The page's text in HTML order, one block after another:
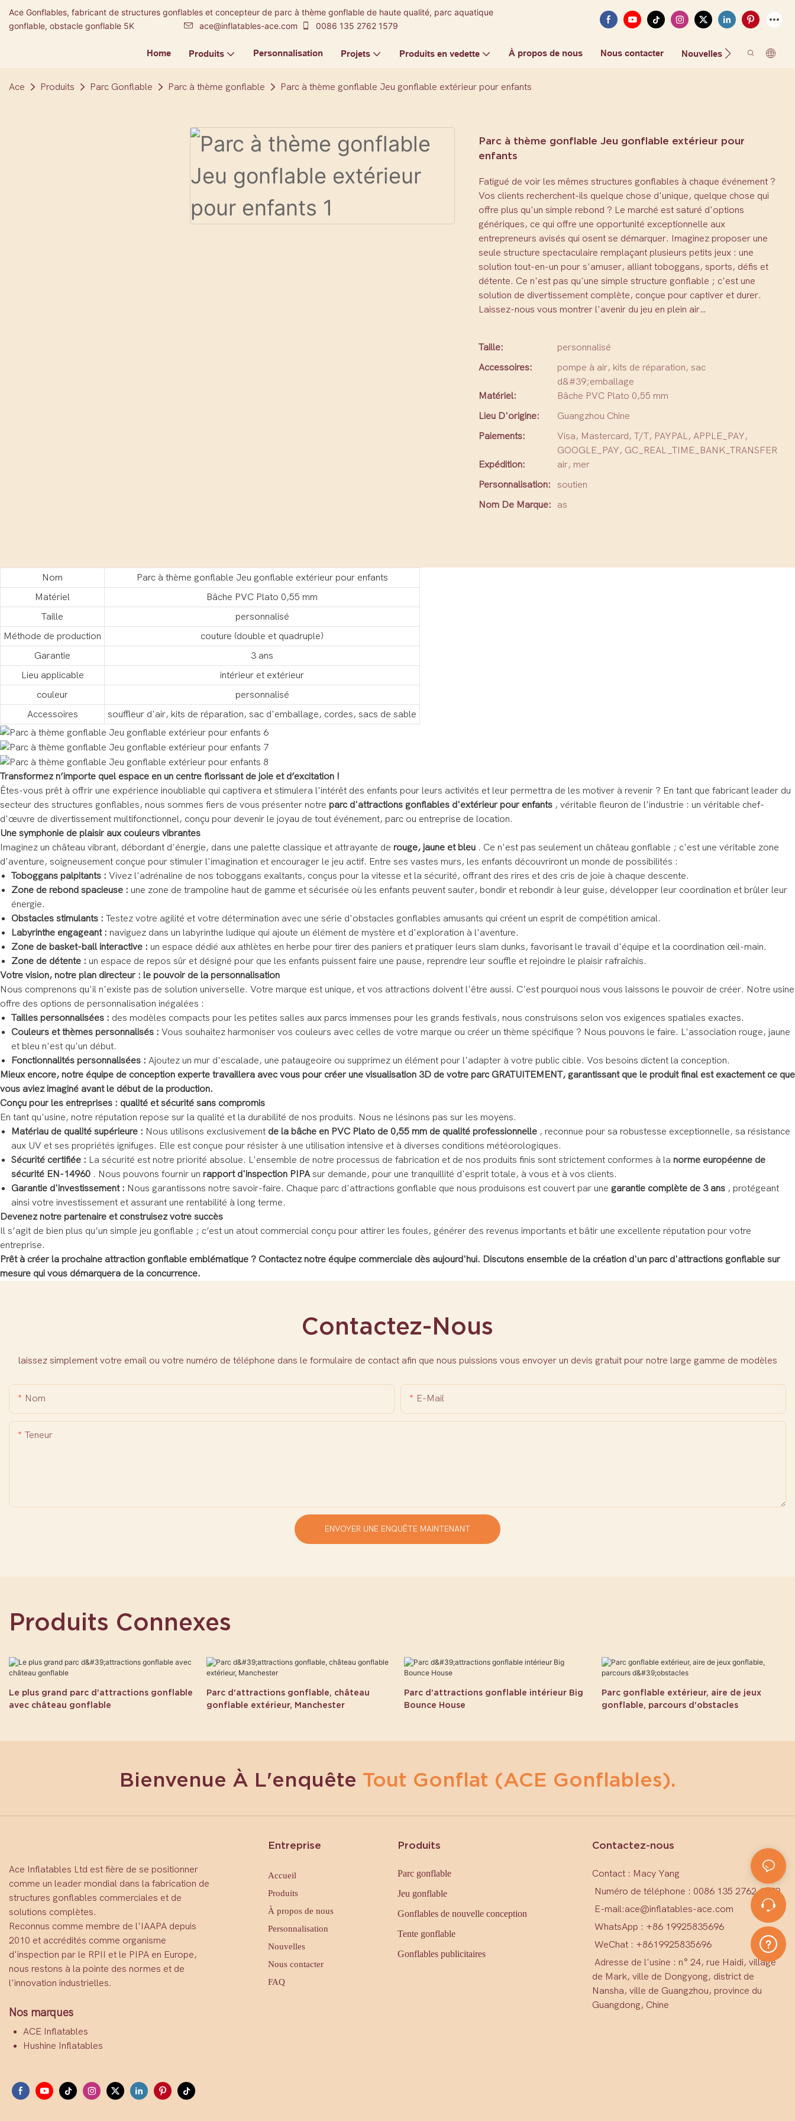
Ace Gonflables, fabricant de structures gonflables et concepteur de parc à thème gonflable de haute qualité, parc aquatique
gonflable, obstacle gonflable 5K
ace@inflatables-ace.com 0086 135 2762 1579
Home Produits Personnalisation Projets Produits en vedette À propos de nous Nous contacter Nouvelles FAQ
Ace Produits Parc Gonflable Parc à thème gonflable Parc à thème gonflable Jeu gonflable extérieur pour enfants
Parc à thème gonflable Jeu gonflable extérieur pour
enfants
Fatigué de voir les mêmes structures gonflables à chaque événement ?
Vos clients recherchent-ils quelque chose d'unique, quelque chose qui
offre plus qu'un simple rebond ? Le marché est saturé d'options
génériques, ce qui offre une opportunité exceptionnelle aux
entrepreneurs avisés qui osent se démarquer. Imaginez proposer une
seule structure spectaculaire remplaçant plusieurs petits jeux : une
solution tout-en-un pour s'amuser, alliant toboggans, sports, défis et
détente. Ce n'est pas qu'une simple structure gonflable ; c'est une
solution de divertissement complète, conçue pour captiver et durer.
Laissez-nous vous montrer l'avenir du jeu en plein air…
Taille:
personnalisé
Accessoires:
pompe à air, kits de réparation, sac
d&#39;emballage
Matériel:
Bâche PVC Plato 0,55 mm
Lieu D'origine:
Guangzhou Chine
Paiements:
Visa, Mastercard, T/T, PAYPAL, APPLE_PAY,
GOOGLE_PAY, GC_REAL_TIME_BANK_TRANSFER
Expédition:
air, mer
Personnalisation:
soutien
Nom De Marque:
as
Nom
Parc à thème gonflable Jeu gonflable extérieur pour enfants
Matériel
Bâche PVC Plato 0,55 mm
Taille
personnalisé
Méthode de production
couture (double et quadruple)
Garantie
3 ans
Lieu applicable
intérieur et extérieur
couleur
personnalisé
Accessoires
souffleur d'air, kits de réparation, sac d'emballage, cordes, sacs de sable
Transformez n’importe quel espace en un centre florissant de joie et d’excitation !
Êtes-vous prêt à offrir une expérience inoubliable qui captivera et stimulera l'intérêt des enfants pour leurs activités et leur permettra de les motiver à revenir ? En tant que fabricant leader du
secteur des structures gonflables, nous sommes fiers de vous présenter notre parc d'attractions gonflables d'extérieur pour enfants , véritable fleuron de l'industrie : un véritable chef-
d'œuvre de divertissement multifonctionnel, conçu pour devenir le joyau de tout événement, parc ou entreprise de location.
Une symphonie de plaisir aux couleurs vibrantes
Imaginez un château vibrant, débordant d'énergie, dans une palette classique et attrayante de rouge, jaune et bleu . Ce n'est pas seulement un château gonflable ; c'est une véritable zone
d'aventure, soigneusement conçue pour stimuler l'imagination et encourager le jeu actif. Entre ses vastes murs, les enfants découvriront un monde de possibilités :
Toboggans palpitants : Vivez l'adrénaline de nos toboggans exaltants, conçus pour la vitesse et la sécurité, offrant des rires et des cris de joie à chaque descente.
Zone de rebond spacieuse : une zone de trampoline haut de gamme et sécurisée où les enfants peuvent sauter, bondir et rebondir à leur guise, développer leur coordination et brûler leur
énergie.
Obstacles stimulants : Testez votre agilité et votre détermination avec une série d'obstacles gonflables amusants qui créent un esprit de compétition amical.
Labyrinthe engageant : naviguez dans un labyrinthe ludique qui ajoute un élément de mystère et d'exploration à l'aventure.
Zone de basket-ball interactive : un espace dédié aux athlètes en herbe pour tirer des paniers et pratiquer leurs slam dunks, favorisant le travail d'équipe et la coordination œil-main.
Zone de détente : un espace de repos sûr et désigné pour que les enfants puissent faire une pause, reprendre leur souffle et rejoindre le plaisir rafraîchis.
Votre vision, notre plan directeur : le pouvoir de la personnalisation
Nous comprenons qu'il n'existe pas de solution universelle. Votre marque est unique, et vos attractions doivent l'être aussi. C'est pourquoi nous vous laissons le pouvoir de créer. Notre usine
offre des options de personnalisation inégalées :
Tailles personnalisées : des modèles compacts pour les petites salles aux parcs immenses pour les grands festivals, nous construisons selon vos exigences spatiales exactes.
Couleurs et thèmes personnalisés : Vous souhaitez harmoniser vos couleurs avec celles de votre marque ou créer un thème spécifique ? Nous pouvons le faire. L'association rouge, jaune
et bleu n'est qu'un début.
Fonctionnalités personnalisées : Ajoutez un mur d'escalade, une pataugeoire ou supprimez un élément pour l'adapter à votre public cible. Vos besoins dictent la conception.
Mieux encore, notre équipe de conception experte travaillera avec vous pour créer une visualisation 3D de votre parc GRATUITEMENT, garantissant que le produit final est exactement ce que
vous aviez imaginé avant le début de la production.
Conçu pour les entreprises : qualité et sécurité sans compromis
En tant qu'usine, notre réputation repose sur la qualité et la durabilité de nos produits. Nous ne lésinons pas sur les moyens.
Matériau de qualité supérieure : Nous utilisons exclusivement de la bâche en PVC Plato de 0,55 mm de qualité professionnelle , reconnue pour sa robustesse exceptionnelle, sa résistance
aux UV et ses propriétés ignifuges. Elle est conçue pour résister à une utilisation intensive et à diverses conditions météorologiques.
Sécurité certifiée : La sécurité est notre priorité absolue. L'ensemble de notre processus de fabrication et de nos produits finis sont strictement conformes à la norme européenne de
sécurité EN-14960 . Nous pouvons fournir un rapport d'inspection PIPAsur demande, pour une tranquillité d'esprit totale, à vous et à vos clients.
Garantie d'investissement : Nous garantissons notre savoir-faire. Chaque parc d'attractions gonflable que nous produisons est couvert par une garantie complète de 3 ans , protégeant
ainsi votre investissement et assurant une rentabilité à long terme.
Devenez notre partenaire et construisez votre succès
Il s’agit de bien plus qu’un simple jeu gonflable ; c’est un atout commercial conçu pour attirer les foules, générer des revenus importants et bâtir une excellente réputation pour votre
entreprise.
Prêt à créer la prochaine attraction gonflable emblématique ? Contactez notre équipe commerciale dès aujourd'hui. Discutons ensemble de la création d'un parc d'attractions gonflable sur
mesure qui vous démarquera de la concurrence.
Contactez-Nous
laissez simplement votre email ou votre numéro de téléphone dans le formulaire de contact afin que nous puissions vous envoyer un devis gratuit pour notre large gamme de modèles
Nom E-Mail
Teneur
ENVOYER UNE ENQUÊTE MAINTENANT
Produits Connexes
Le plus grand parc d'attractions gonflable
avec château gonflable
Parc d'attractions gonflable, château
gonflable extérieur, Manchester
Parc d'attractions gonflable intérieur Big
Bounce House
Parc gonflable extérieur, aire de jeux
gonflable, parcours d'obstacles
Bienvenue À L'enquête Tout Gonflat (ACE Gonflables).
Ace Inflatables Ltd est fière de se positionner
comme un leader mondial dans la fabrication de
structures gonflables commerciales et de
solutions complètes.
Reconnus comme membre de l'IAAPA depuis
2010 et accrédités comme organisme
d'inspection par le RPII et le PIPA en Europe,
nous restons à la pointe des normes et de
l'innovation industrielles.
Nos marques
ACE Inflatables
Hushine Inflatables
Entreprise
Accueil
Produits
À propos de nous
Personnalisation
Nouvelles
Nous contacter
FAQ
Produits
Parc gonflable
Jeu gonflable
Gonflables de nouvelle conception
Tente gonflable
Gonflables publicitaires
Contactez-nous
Contact : Macy Yang
Numéro de téléphone : 0086 135 2762 1579
E-mail:ace@inflatables-ace.com
WhatsApp : +86 19925835696
WeChat : +8619925835696
Adresse de l'usine : n° 24, rue Haidi, village
de Mark, ville de Dongyong, district de
Nansha, ville de Guangzhou, province du
Guangdong, Chine